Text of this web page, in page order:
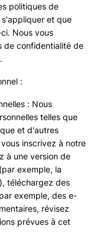
politiques de
et que
Nous vous
de confidentialité de
:
: Nous
telles que
et d'autres
inscrivez à notre
à une version de
exemple, la
téléchargez des
exemple, des e-
révisez
prévues à cet